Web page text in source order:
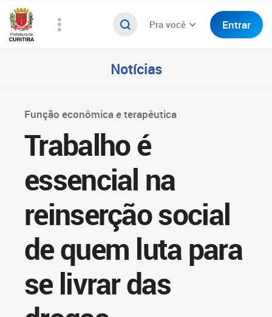
Pra você Entrar
Notícias
Função econômica e terapêutica
Trabalho é
essencial na
reinserção social
de quem luta para
se livrar das